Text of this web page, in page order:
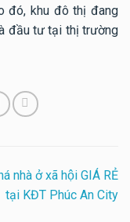
đó, khu đô thị đang
đầu tư tại thị trường
nhà ở xã hội GIÁ RẺ
tại KĐT Phúc An City